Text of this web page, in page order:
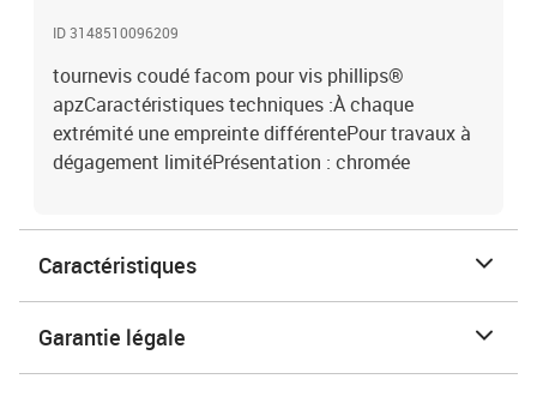
ID 3148510096209
tournevis coudé facom pour vis phillips®
apzCaractéristiques techniques :À chaque
extrémité une empreinte différentePour travaux à
dégagement limitéPrésentation : chromée
Caractéristiques
Garantie légale